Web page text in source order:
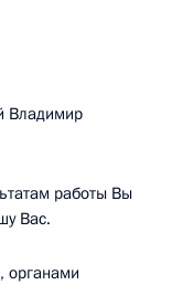
Владимир
работы Вы
Вас.
органами